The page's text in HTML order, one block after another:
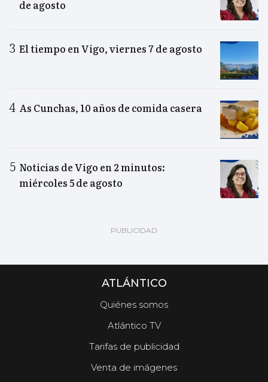
de agosto
El tiempo en Vigo, viernes 7 de agosto
As Cunchas, 10 años de comida casera
Noticias de Vigo en 2 minutos:
miércoles 5 de agosto
ATLÁNTICO
Quiénes somos
Atlántico TV
Tarifas de publicidad
Venta de imágenes